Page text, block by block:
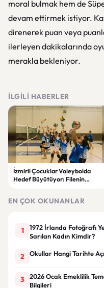
moral bulmak hem de
devam ettirmek istiyor.
direnerek puan veya
ilerleyen dakikalarında
merakla bekleniyor.
İLGILI HABERLER
İzmirli Çocuklar Voleybolda
Hedef Büyütüyor: Filenin
EN ÇOK OKUNANLAR
1
1972 İrlanda Fotoğrafı
Sarılan Kadın Kimdir?
2 Okullar Hangi Tarihte
3
2026 Ocak Emeklilik
Bilgileri